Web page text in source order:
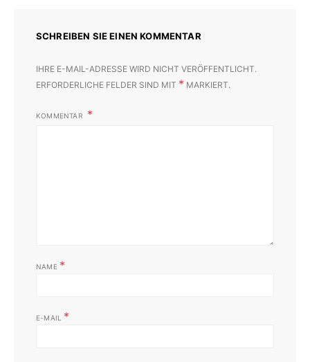
SCHREIBEN SIE EINEN KOMMENTAR
IHRE E-MAIL-ADRESSE WIRD NICHT VERÖFFENTLICHT.
ERFORDERLICHE FELDER SIND MIT * MARKIERT.
KOMMENTAR
NAME *
E-MAIL *